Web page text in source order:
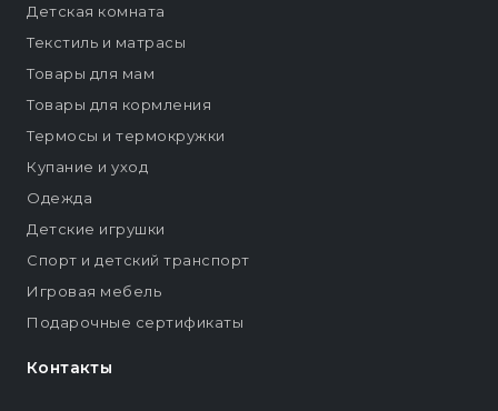
Контакты
Детская комната
Текстиль и матрасы
Товары для мам
Товары для кормления
Термосы и термокружки
Купание и уход
Одежда
Детские игрушки
Спорт и детский транспорт
Игровая мебель
Подарочные сертификаты